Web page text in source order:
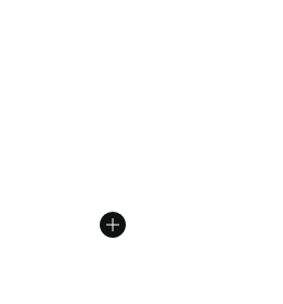
Prix en baisse de € 109,99 à